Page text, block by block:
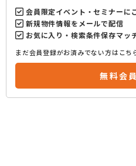
会員限定イベント・セミナーに
新規物件情報をメールで配信
お気に入り・検索条件保存マッ
まだ会員登録がお済みでない方はこち
無料会